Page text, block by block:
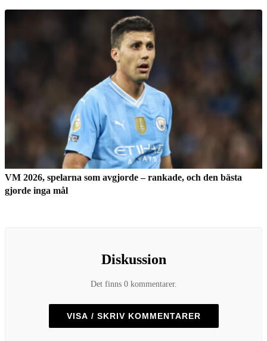
VM 2026, spelarna som avgjorde – rankade, och den bästa
gjorde inga mål
Diskussion
Det finns 0 kommentarer.
VISA / SKRIV KOMMENTARER